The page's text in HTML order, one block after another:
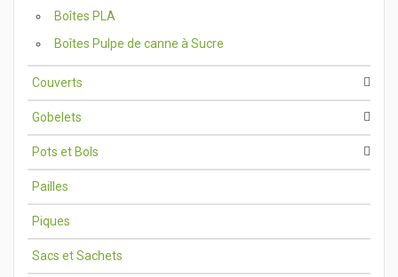
Boîtes PLA
Boîtes Pulpe de canne à Sucre
Couverts
Gobelets
Pots et Bols
Pailles
Piques
Sacs et Sachets